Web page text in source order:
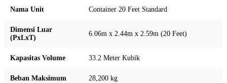
Nama Unit Container 20 Feet Standard
Dimensi Luar
(PxLxT)
6.06m x 2.44m x 2.59m (20 Feet)
Kapasitas Volume 33.2 Meter Kubik
Beban Maksimum 28,200 kg